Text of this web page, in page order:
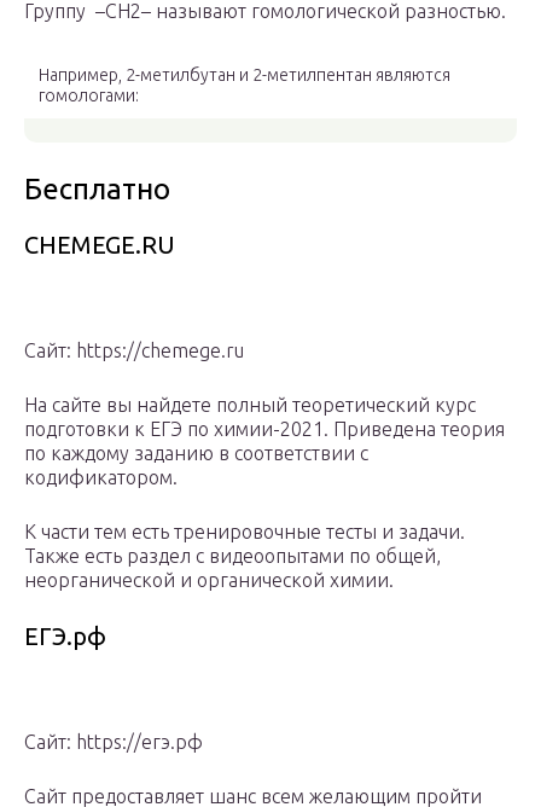
Группу –СH2– называют гомологической разностью.
Например, 2-метилбутан и 2-метилпентан являются
гомологами:
Бесплатно
CHEMEGE.RU
Сайт: https://chemege.ru
На сайте вы найдете полный теоретический курс
подготовки к ЕГЭ по химии-2021. Приведена теория
по каждому заданию в соответствии с
кодификатором.
К части тем есть тренировочные тесты и задачи.
Также есть раздел с видеоопытами по общей,
неорганической и органической химии.
ЕГЭ.рф
Сайт: https://егэ.рф
Сайт предоставляет шанс всем желающим пройти